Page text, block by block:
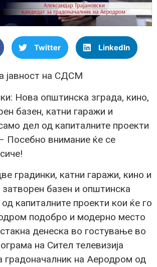
Twitter LinkedIn
јавност на СДСМ
Нова општинска зграда, кино,
базен, катни гаражи и
дел од капиталните проекти
Посебно внимание ќе се
градинки, катни гаражи, кино и
затворен базен и општинска
капиталните проекти кои ќе го
подобро и модерно место
денеска во гостување во
на Сител телевизија
градоначалник на Аеродром од